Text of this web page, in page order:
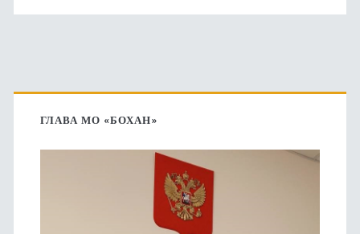
Основная
боковая
ГЛАВА МО «БОХАН»